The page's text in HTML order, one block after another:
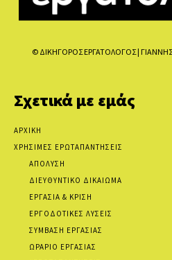
© ΔΙΚΗΓΟΡΟΣ ΕΡΓΑΤΟΛΟΓΟΣ |
Σχετικά με εμάς
ΑΡΧΙΚΗ
ΧΡΗΣΙΜΕΣ ΕΡΩΤΑΠΑΝΤΗΣΕΙΣ
ΑΠΟΛΥΣΗ
ΔΙΕΥΘΥΝΤΙΚΟ ΔΙΚΑΙΩΜΑ
ΕΡΓΑΣΙΑ & ΚΡΙΣΗ
ΕΡΓΟΔΟΤΙΚΕΣ ΛΥΣΕΙΣ
ΣΥΜΒΑΣΗ ΕΡΓΑΣΙΑΣ
ΩΡΑΡΙΟ ΕΡΓΑΣΙΑΣ